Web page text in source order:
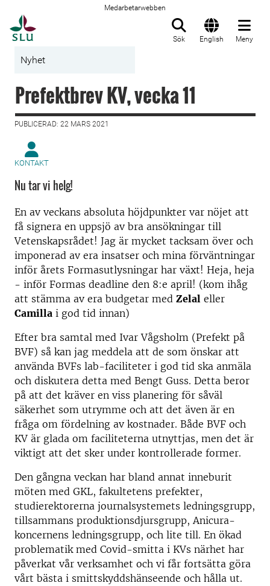
Medarbetarwebben
Sök English Meny
Nyhet
Prefektbrev KV, vecka 11
PUBLICERAD: 22 MARS 2021
KONTAKT
Nu tar vi helg!
En av veckans absoluta höjdpunkter var nöjet att
få signera en uppsjö av bra ansökningar till
Vetenskapsrådet! Jag är mycket tacksam över och
imponerad av era insatser och mina förväntningar
inför årets Formasutlysningar har växt! Heja, heja
- inför Formas deadline den 8:e april! (kom ihåg
att stämma av era budgetar med Zelal eller
Camilla i god tid innan)
Efter bra samtal med Ivar Vågsholm (Prefekt på
BVF) så kan jag meddela att de som önskar att
använda BVFs lab-faciliteter i god tid ska anmäla
och diskutera detta med Bengt Guss. Detta beror
på att det kräver en viss planering för såväl
säkerhet som utrymme och att det även är en
fråga om fördelning av kostnader. Både BVF och
KV är glada om faciliteterna utnyttjas, men det är
viktigt att det sker under kontrollerade former.
Den gångna veckan har bland annat inneburit
möten med GKL, fakultetens prefekter,
studierektorerna journalsystemets ledningsgrupp,
tillsammans produktionsdjursgrupp, Anicura-
koncernens ledningsgrupp, och lite till. En ökad
problematik med Covid-smitta i KVs närhet har
påverkat vår verksamhet och vi får fortsätta göra
vårt bästa i smittskyddshänseende och hålla ut.